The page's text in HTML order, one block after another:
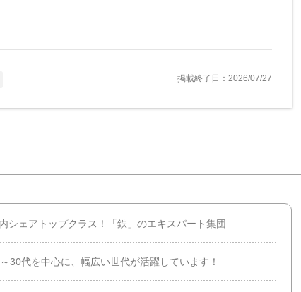
掲載終了日：2026/07/27
シェアトップクラス！「鉄」のエキスパート集団
30代を中心に、幅広い世代が活躍しています！